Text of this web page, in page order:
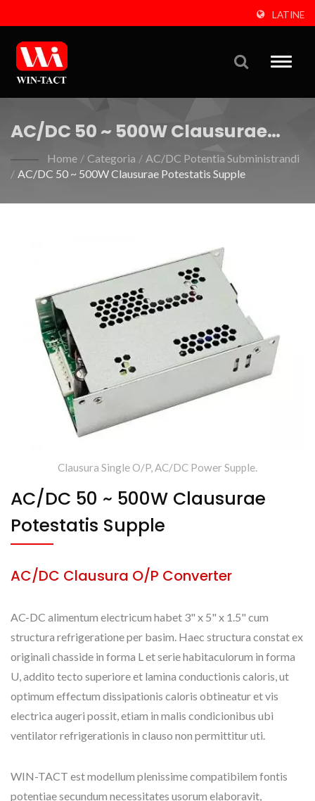
LATINE
Toggle
AC/DC 50 ~ 500W Clausurae
Potestatis Supple
Home / Categoria / AC/DC Potentia Subministrandi
/ AC/DC 50 ~ 500W Clausurae Potestatis Supple
Clausura Single O/P, AC/DC Power Supple.
AC/DC 50 ~ 500W Clausurae
Potestatis Supple
AC/DC Clausura O/P Converter
AC-DC alimentum electricum habet 3" x 5" x 1.5" cum
structura refrigeratione per basim. Haec structura constat ex
originali chasside in forma L et serie habitaculorum in forma
U, addito tecto superiore et lamina conductionis caloris, ut
optimum effectum dissipationis caloris obtineatur et vis
electrica augeri possit, etiam in malis condicionibus ubi
ventilator refrigerationis in clauso non permittitur uti.
WIN-TACT est modellum plenissime compatibilem fontis
potentiae secundum necessitates usorum elaboravit,